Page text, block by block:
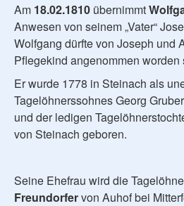
Am 18.02.1810 übernimmt
Anwesen von seinem „Vater“
Wolfgang dürfte von Joseph und
Pflegekind angenommen worden
Er wurde 1778 in Steinach als
Tagelöhnerssohnes Georg
und der ledigen
von Steinach geboren.
Seine Ehefrau wird die
Freundorfervon Auhof bei